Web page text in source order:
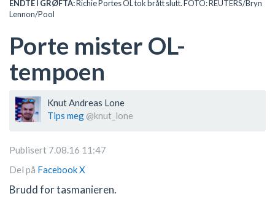
ENDTE I GRØFTA:Richie Portes OL tok brått slutt. FOTO: REUTERS/Bryn
Lennon/Pool
Porte mister OL-
tempoen
Knut Andreas Lone
Tips meg @knut_lone
Publisert 7.08.16 11:47
Del på FacebookX
Brudd for tasmanieren.